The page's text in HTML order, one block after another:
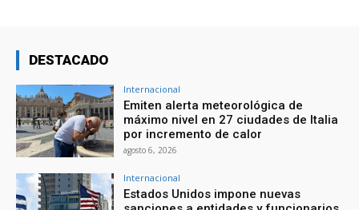
DESTACADO
Internacional
Emiten alerta meteorológica de
máximo nivel en 27 ciudades de Italia
por incremento de calor
agosto 6, 2026
Internacional
Estados Unidos impone nuevas